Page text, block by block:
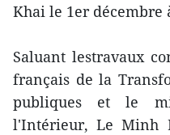
Khai le 1er décembre
Saluant lestravaux
français de la
publiques et le
l'Intérieur, Le Minh